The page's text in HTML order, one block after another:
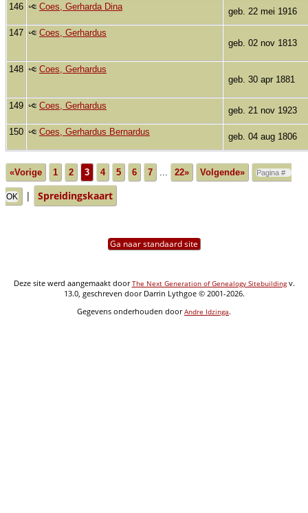
146 Coes, Gerharda Dina geb. 22 mei 1916
147
Coes, Gerhardus
geb. 02 nov 1813
148
Coes, Gerhardus
geb. 30 apr 1881
149 Coes, Gerhardus geb. 21 nov 1923
150 Coes, Gerhardus Bernardus geb. 04 aug 1806
«Vorige 1 2 3 4 5 6 7 22» Volgende»
| Spreidingskaart
Ga naar standaard site
Deze site werd aangemaakt doorThe Next Generation of Genealogy Sitebuildingv.
13.0, geschreven door Darrin Lythgoe © 2001-2026.
Gegevens onderhouden doorAndre Idzinga.